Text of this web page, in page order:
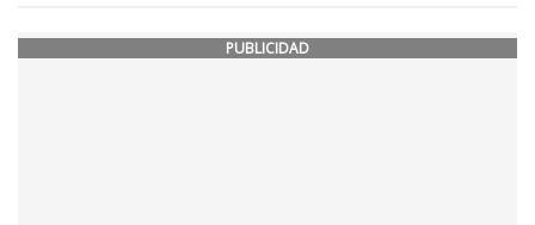
PUBLICIDAD